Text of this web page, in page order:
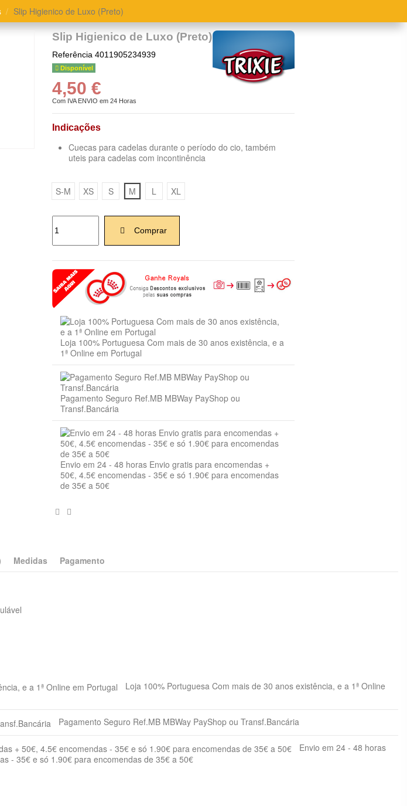
Slip Higienico de Luxo (Preto)
Slip Higienico de Luxo (Preto)
Referência 4011905234939
Disponível
4,50 €
Com IVA ENVIO em 24 Horas
Indicações
Cuecas para cadelas durante o período do cio, também
uteis para cadelas com incontinência
S-M XS S M L XL
Comprar
Loja 100% Portuguesa Com mais de 30 anos existência, e a
1ª Online em Portugal
Pagamento Seguro Ref.MB MBWay PayShop ou
Transf.Bancária
Envio em 24 - 48 horas Envio gratis para encomendas +
50€, 4.5€ encomendas - 35€ e só 1.90€ para encomendas
de 35€ a 50€
Medidas Pagamento
Grande
Pequeno
Cão
Acessórios
Comportamento
Suplementos
Loja 100% Portuguesa Com mais de 30 anos existência, e a 1ª Online
Pagamento Seguro Ref.MB MBWay PayShop ou Transf.Bancária
Envio em 24 - 48 horas
- 35€ e só 1.90€ para encomendas de 35€ a 50€